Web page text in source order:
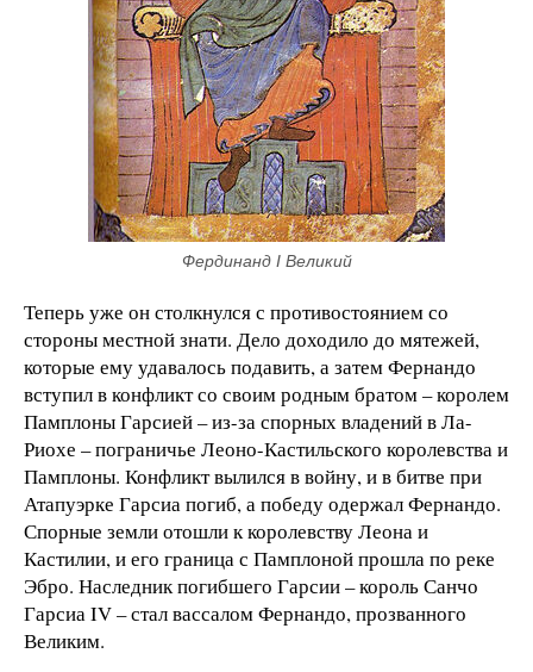
Фердинанд I Великий
Теперь уже он столкнулся с противостоянием со
стороны местной знати. Дело доходило до мятежей,
которые ему удавалось подавить, а затем Фернандо
вступил в конфликт со своим родным братом – королем
Памплоны Гарсией – из-за спорных владений в Ла-
Риохе – пограничье Леоно-Кастильского королевства и
Памплоны. Конфликт вылился в войну, и в битве при
Атапуэрке Гарсиа погиб, а победу одержал Фернандо.
Спорные земли отошли к королевству Леона и
Кастилии, и его граница с Памплоной прошла по реке
Эбро. Наследник погибшего Гарсии – король Санчо
Гарсиа IV – стал вассалом Фернандо, прозванного
Великим.